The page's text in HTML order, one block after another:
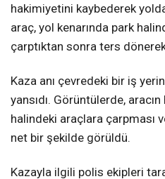
hakimiyetini kaybederek
araç, yol kenarında park
çarptıktan sonra ters
Kaza anı çevredeki bir iş
yansıdı. Görüntülerde,
halindeki araçlara çarpması
net bir şekilde görüldü.
Kazayla ilgili polis ekipleri